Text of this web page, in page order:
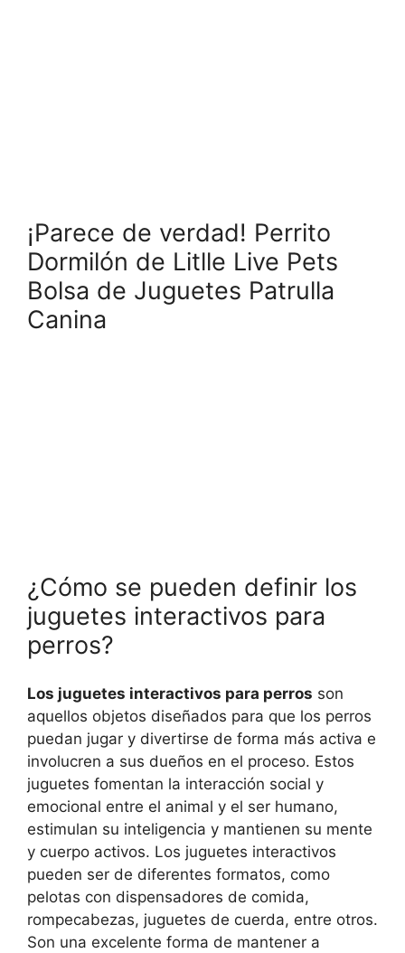
¡Parece de verdad! Perrito
Dormilón de Litlle Live Pets
Bolsa de Juguetes Patrulla
Canina
¿Cómo se pueden definir los
juguetes interactivos para
perros?
Los juguetes interactivos para perros son
aquellos objetos diseñados para que los perros
puedan jugar y divertirse de forma más activa e
involucren a sus dueños en el proceso. Estos
juguetes fomentan la interacción social y
emocional entre el animal y el ser humano,
estimulan su inteligencia y mantienen su mente
y cuerpo activos. Los juguetes interactivos
pueden ser de diferentes formatos, como
pelotas con dispensadores de comida,
rompecabezas, juguetes de cuerda, entre otros.
Son una excelente forma de mantener a